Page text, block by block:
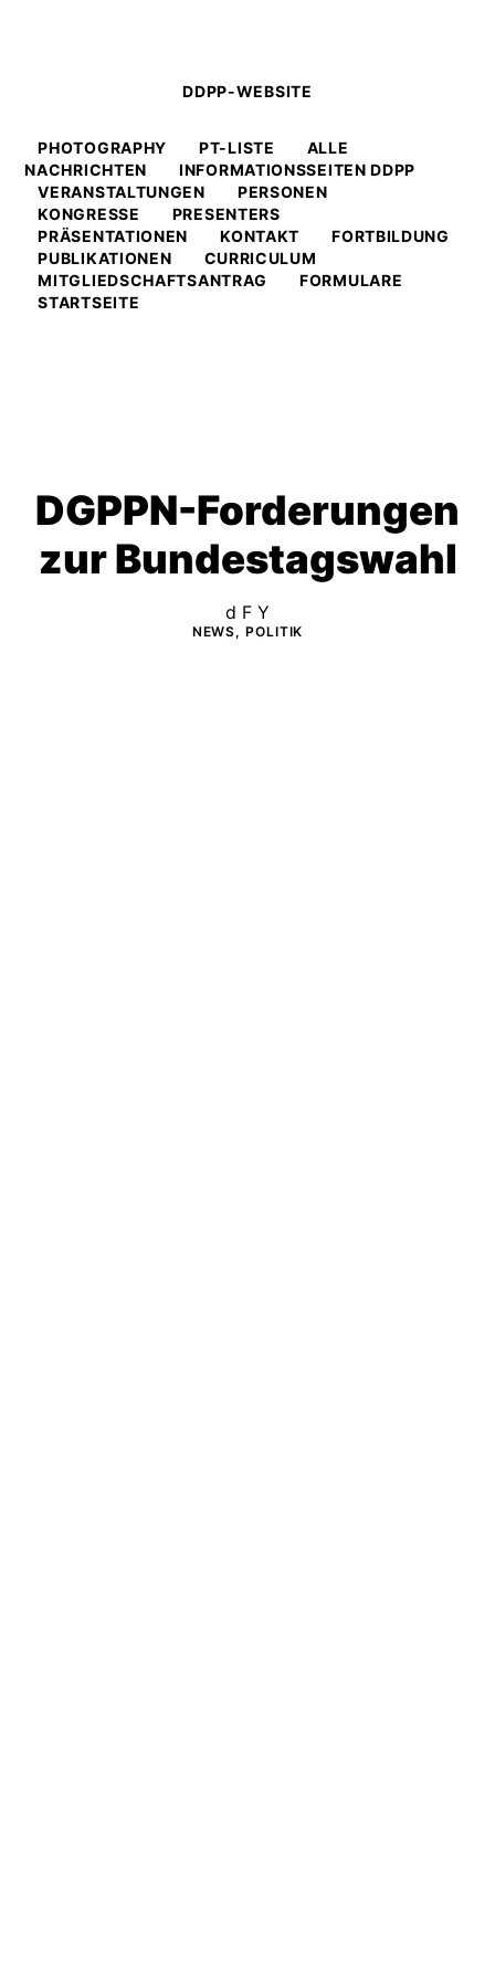
DDPP-WEBSITE
PHOTOGRAPHY PT-LISTE
ALLE
NACHRICHTEN
INFORMATIONSSEITEN DDPP
VERANSTALTUNGEN
PERSONEN
KONGRESSE
PRESENTERS
PRÄSENTATIONEN
KONTAKT
FORTBILDUNG
PUBLIKATIONEN
CURRICULUM
MITGLIEDSCHAFTSANTRAG
FORMULARE
STARTSEITE
DGPPN-Forderungen
zur Bundestagswahl
d F Y
NEWS, POLITIK